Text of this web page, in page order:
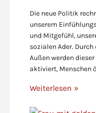
Die neue Politik
unserem
und Mitgefühl,
sozialen Ader.
Außen werden
aktiviert, Menschen
Weiterlesen »